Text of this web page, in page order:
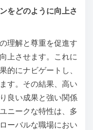
をどのように向上さ
理解と尊重を促進す
上させます。これに
的にナビゲートし、
す。その結果、高い
良い成果と強い関係
ニークな特性は、多
ーバルな職場におい